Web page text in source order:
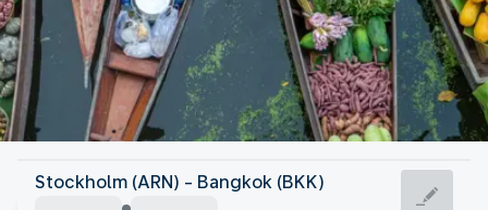
Thailand
Stockholm (ARN) - Bangkok (BKK)